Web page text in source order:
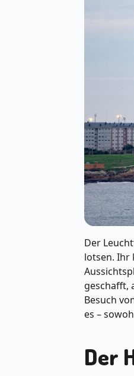
Der
lotsen. Ihr
geschafft,
Besuch
es –
Der